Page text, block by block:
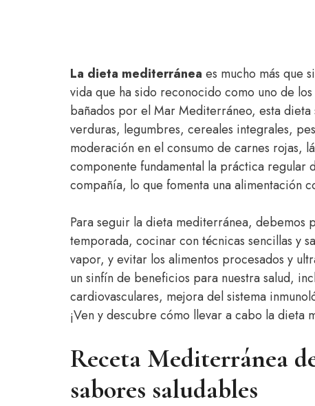
La dieta mediterránea es mucho más que
vida que ha sido reconocido como uno de
bañados por el Mar Mediterráneo, esta dieta
verduras, legumbres, cereales integrales,
moderación en el consumo de carnes rojas,
componente fundamental la práctica regular
compañía, lo que fomenta una alimentación
Para seguir la dieta mediterránea,
temporada, cocinar con técnicas sencillas y
vapor, y evitar los alimentos procesados y
un sinfín de beneficios para nuestra salud,
cardiovasculares, mejora del sistema
¡Ven y descubre cómo llevar a cabo la dieta
Receta Mediterránea
sabores saludables